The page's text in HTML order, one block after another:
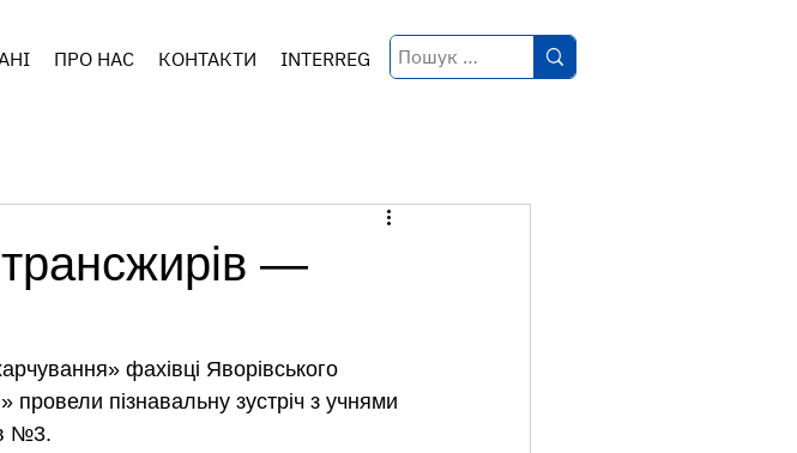
ПРО НАС КОНТАКТИ INTERREG
—
фахівці Яворівського
пізнавальну зустріч з учнями
№3.